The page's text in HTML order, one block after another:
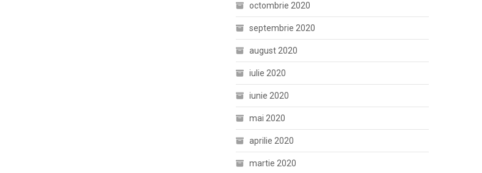
octombrie 2020
septembrie 2020
august 2020
iulie 2020
iunie 2020
mai 2020
aprilie 2020
martie 2020